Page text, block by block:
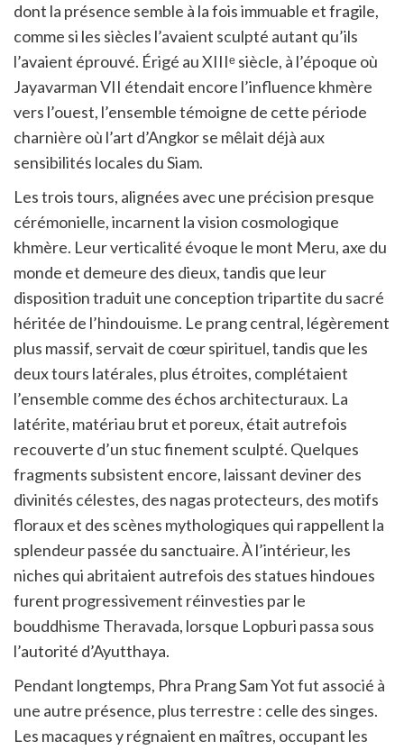
dont la présence semble à la fois immuable et fragile,
comme si les siècles l’avaient sculpté autant qu’ils
l’avaient éprouvé. Érigé au XIIIᵉ siècle, à l’époque où
Jayavarman VII étendait encore l’influence khmère
vers l’ouest, l’ensemble témoigne de cette période
charnière où l’art d’Angkor se mêlait déjà aux
sensibilités locales du Siam.
Les trois tours, alignées avec une précision presque
cérémonielle, incarnent la vision cosmologique
khmère. Leur verticalité évoque le mont Meru, axe du
monde et demeure des dieux, tandis que leur
disposition traduit une conception tripartite du sacré
héritée de l’hindouisme. Le prang central, légèrement
plus massif, servait de cœur spirituel, tandis que les
deux tours latérales, plus étroites, complétaient
l’ensemble comme des échos architecturaux. La
latérite, matériau brut et poreux, était autrefois
recouverte d’un stuc finement sculpté. Quelques
fragments subsistent encore, laissant deviner des
divinités célestes, des nagas protecteurs, des motifs
floraux et des scènes mythologiques qui rappellent la
splendeur passée du sanctuaire. À l’intérieur, les
niches qui abritaient autrefois des statues hindoues
furent progressivement réinvesties par le
bouddhisme Theravada, lorsque Lopburi passa sous
l’autorité d’Ayutthaya.
Pendant longtemps, Phra Prang Sam Yot fut associé à
une autre présence, plus terrestre : celle des singes.
Les macaques y régnaient en maîtres, occupant les